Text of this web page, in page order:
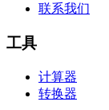
联系我们
工具
计算器
转换器